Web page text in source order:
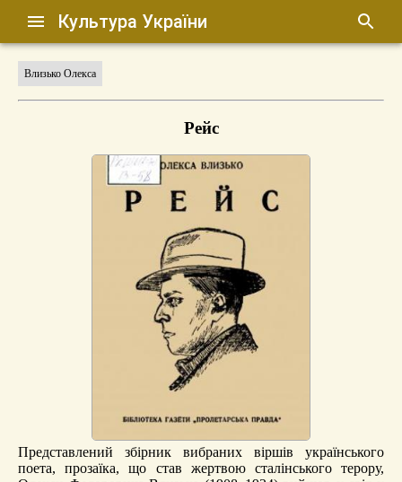
Культура України
Влизько Олекса
Рейс
Представлений збірник вибраних віршів українського
поета, прозаїка, що став жертвою сталінського терору,